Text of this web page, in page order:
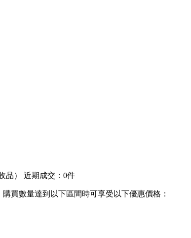
品） 近期成交：0件
購買數量達到以下區間時可享受以下優惠價格：